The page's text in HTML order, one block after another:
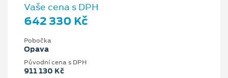
Vaše cena s DPH
642 330 Kč
Pobočka
Opava
Původní cena s DPH
911 130 Kč